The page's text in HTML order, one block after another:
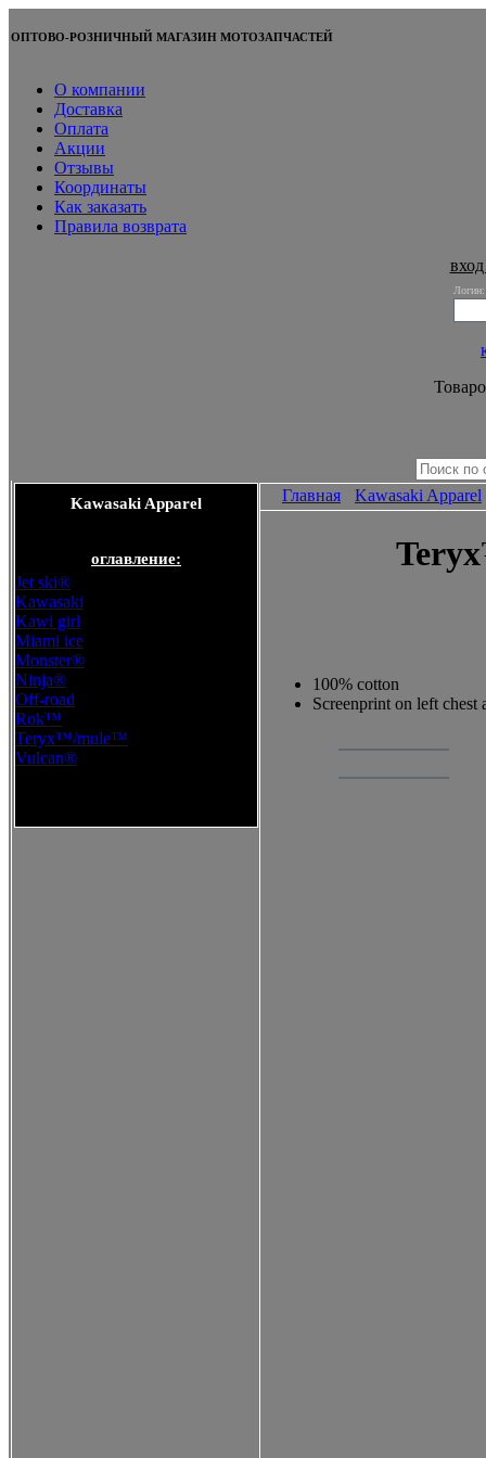
ОПТОВО-РОЗНИЧНЫЙ МАГАЗИН МОТОЗАПЧАСТЕЙ
О компании
Доставка
Оплата
Акции
Отзывы
Координаты
Как заказать
Правила возврата
Логин:
Kawasaki Apparel
оглавление:
Jet ski®
Kawasaki
Kawi girl
Miami ice
Monster®
Ninja®
Off-road
Rok™
Teryx™/mule™
Vulcan®
Главная Kawasaki Apparel
100% cotton
Screenprint on left chest